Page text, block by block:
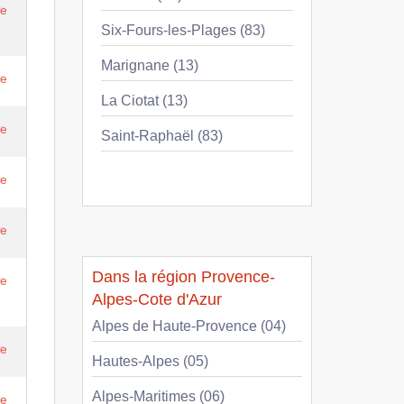
Six-Fours-les-Plages (83)
Marignane (13)
La Ciotat (13)
Saint-Raphaël (83)
Dans la région Provence-
Alpes-Cote d'Azur
Alpes de Haute-Provence (04)
Hautes-Alpes (05)
Alpes-Maritimes (06)